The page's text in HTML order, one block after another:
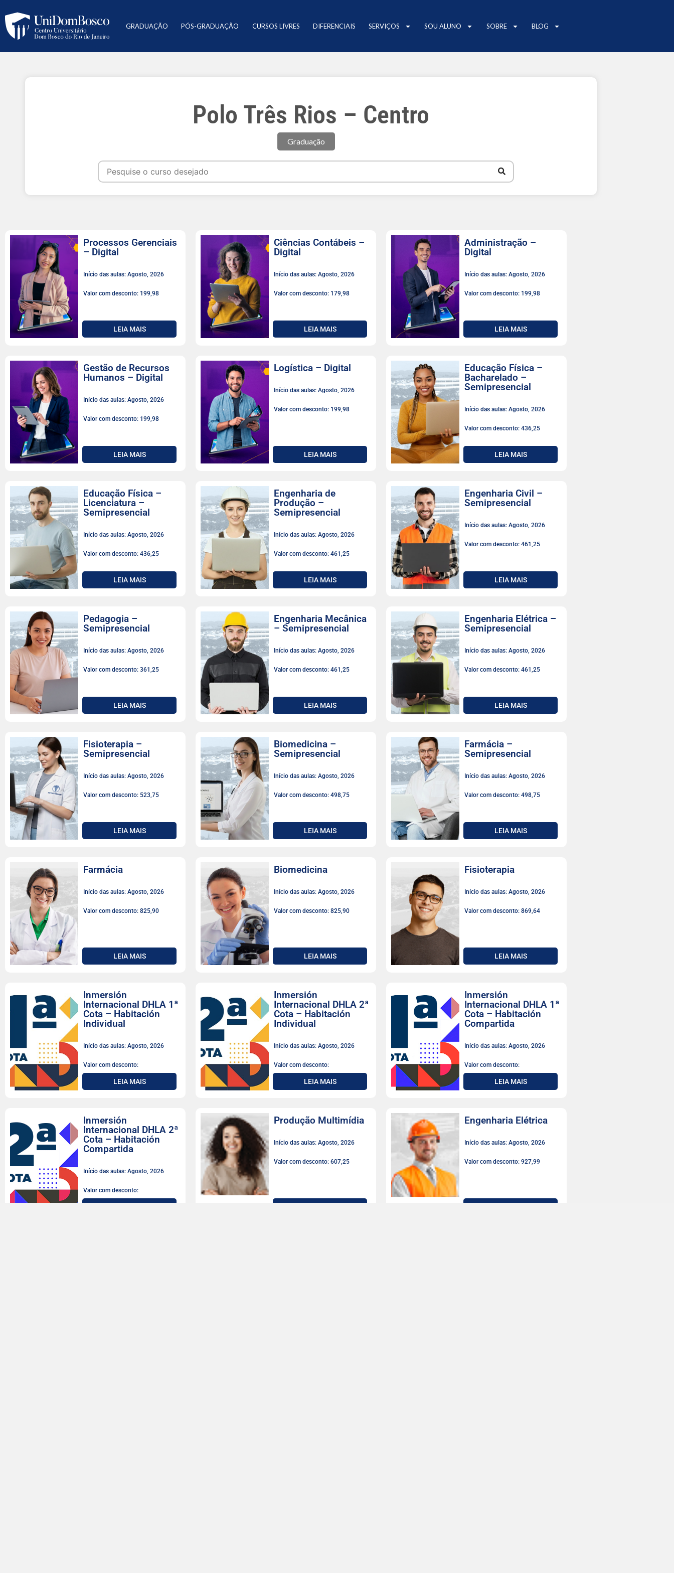
GRADUAÇÃO PÓS-GRADUAÇÃO CURSOS LIVRES DIFERENCIAIS SERVIÇOS SOU ALUNO SOBRE BLOG
Polo Três Rios – Centro
Graduação
Processos Gerenciais
– Digital
Início das aulas: Agosto, 2026
Valor com desconto: 199,98
LEIA MAIS
Ciências Contábeis –
Digital
Início das aulas: Agosto, 2026
Valor com desconto: 179,98
LEIA MAIS
Administração –
Digital
Início das aulas: Agosto, 2026
Valor com desconto: 199,98
LEIA MAIS
Gestão de Recursos
Humanos – Digital
Início das aulas: Agosto, 2026
Valor com desconto: 199,98
LEIA MAIS
Logística – Digital
Início das aulas: Agosto, 2026
Valor com desconto: 199,98
LEIA MAIS
Educação Física –
Bacharelado –
Semipresencial
Início das aulas: Agosto, 2026
Valor com desconto: 436,25
LEIA MAIS
Educação Física –
Licenciatura –
Semipresencial
Início das aulas: Agosto, 2026
Valor com desconto: 436,25
LEIA MAIS
Engenharia de
Produção –
Semipresencial
Início das aulas: Agosto, 2026
Valor com desconto: 461,25
LEIA MAIS
Engenharia Civil –
Semipresencial
Início das aulas: Agosto, 2026
Valor com desconto: 461,25
LEIA MAIS
Pedagogia –
Semipresencial
Início das aulas: Agosto, 2026
Valor com desconto: 361,25
LEIA MAIS
Engenharia Mecânica
– Semipresencial
Início das aulas: Agosto, 2026
Valor com desconto: 461,25
LEIA MAIS
Engenharia Elétrica –
Semipresencial
Início das aulas: Agosto, 2026
Valor com desconto: 461,25
LEIA MAIS
Fisioterapia –
Semipresencial
Início das aulas: Agosto, 2026
Valor com desconto: 523,75
LEIA MAIS
Biomedicina –
Semipresencial
Início das aulas: Agosto, 2026
Valor com desconto: 498,75
LEIA MAIS
Farmácia –
Semipresencial
Início das aulas: Agosto, 2026
Valor com desconto: 498,75
LEIA MAIS
Farmácia
Início das aulas: Agosto, 2026
Valor com desconto: 825,90
LEIA MAIS
Biomedicina
Início das aulas: Agosto, 2026
Valor com desconto: 825,90
LEIA MAIS
Fisioterapia
Início das aulas: Agosto, 2026
Valor com desconto: 869,64
LEIA MAIS
Inmersión
Internacional DHLA 1ª
Cota – Habitación
Individual
Início das aulas: Agosto, 2026
Valor com desconto:
LEIA MAIS
Inmersión
Internacional DHLA 2ª
Cota – Habitación
Individual
Início das aulas: Agosto, 2026
Valor com desconto:
LEIA MAIS
Inmersión
Internacional DHLA 1ª
Cota – Habitación
Compartida
Início das aulas: Agosto, 2026
Valor com desconto:
LEIA MAIS
Inmersión
Internacional DHLA 2ª
Cota – Habitación
Compartida
Início das aulas: Agosto, 2026
Valor com desconto:
Produção Multimídia
Início das aulas: Agosto, 2026
Valor com desconto: 607,25
Engenharia Elétrica
Início das aulas: Agosto, 2026
Valor com desconto: 927,99